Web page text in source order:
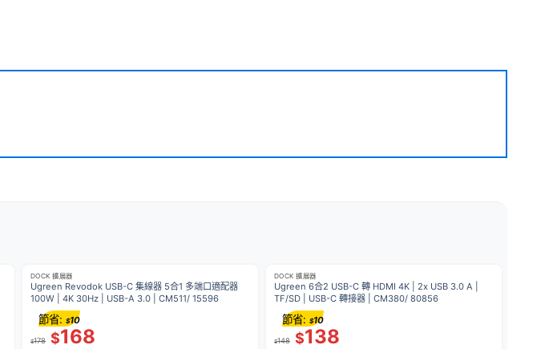
DOCK 擴展器
Ugreen Revodok USB-C 集線器 5合1 多端口適配器
100W | 4K 30Hz | USB-A 3.0 | CM511/ 15596
$178 $168
節省: $10
DOCK 擴展器
Ugreen 6合2 USB-C 轉 HDMI 4K | 2x USB 3.0 A |
TF/SD | USB-C 轉接器 | CM380/ 80856
$148 $138
節省: $10